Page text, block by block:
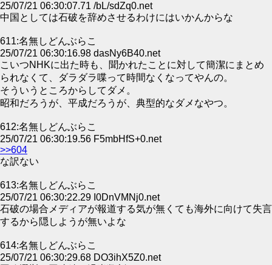
25/07/21 06:30:07.71 /bL/sdZq0.net
中国としては石破を辞めさせるわけにはいかんからな
611:名無しどんぶらこ
25/07/21 06:30:16.98 dasNy6B40.net
こいつNHKに出た時も、聞かれたことに対して簡潔にまとめ
られなくて、ダラダラ喋って時間なくなってやんの。
そういうところからしてダメ。
昭和だろうが、平成だろうが、典型的なダメなやつ。
612:名無しどんぶらこ
25/07/21 06:30:19.56 F5mbHfS+0.net
>>604
な訳ない
613:名無しどんぶらこ
25/07/21 06:30:22.29 I0DnVMNj0.net
石破の場合メディアが報道する気が無くても海外に向けて失言
するから隠しようが無いよな
614:名無しどんぶらこ
25/07/21 06:30:29.68 DO3ihX5Z0.net